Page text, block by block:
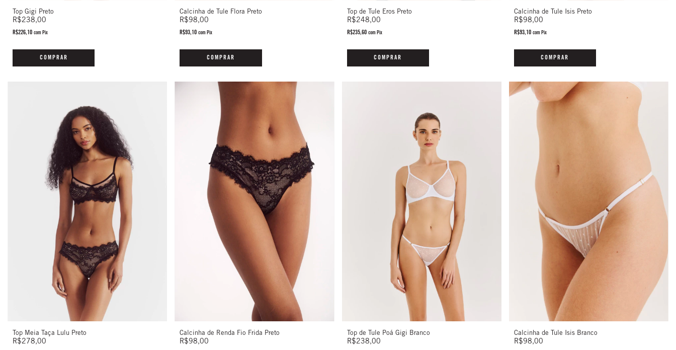
Top Gigi Preto
R$238,00
R$226,10 com Pix
COMPRAR
Calcinha de Tule Flora Preto
R$98,00
R$93,10com Pix
COMPRAR
Top de Tule Eros Preto
R$248,00
R$235,60 com Pix
COMPRAR
Calcinha de Tule Isis Preto
R$98,00
R$93,10 com Pix
COMPRAR
Top Meia Taça Lulu Preto
R$278,00
Calcinha de Renda Fio Frida Preto
R$98,00
Top de Tule Poá Gigi Branco
R$238,00
Calcinha de Tule Isis Branco
R$98,00